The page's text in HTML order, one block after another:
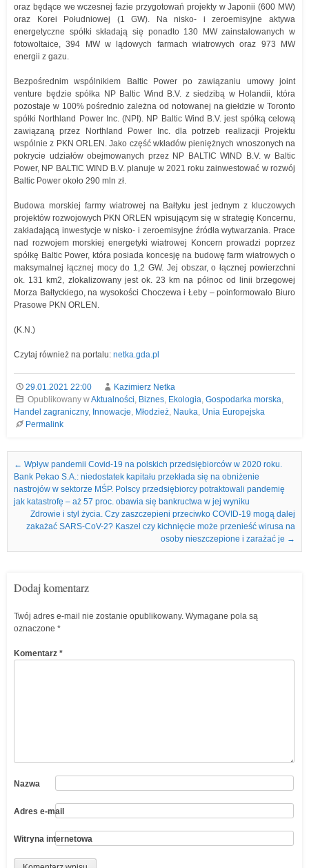
oraz będące we wczesnej fazie przygotowań projekty w Japonii (600 MW)
oraz Korei Południowej (1 GW). Na nisko- i zeroemisyjne aktywa
energetyczne spółki składają się ponadto 130 MW zainstalowanych w
fotowoltaice, 394 MW w lądowych farmach wiatrowych oraz 973 MW
energii z gazu.
Bezpośrednim wspólnikiem Baltic Power po zawiązaniu umowy joint
venture będzie spółka NP Baltic Wind B.V. z siedzibą w Holandii, która
pozostaje w 100% pośrednio zależna od notowanej na giełdzie w Toronto
spółki Northland Power Inc. (NPI). NP Baltic Wind B.V. jest spółką celową
zawiązaną przez Northland Power Inc. dla potrzeb realizacji Projektu
wspólnie z PKN ORLEN. Jako część wkładów pieniężnych wnoszonych na
pokrycie udziałów obejmowanych przez NP BALTIC WIND B.V. w Baltic
Power, NP BALTIC WIND B.V. planuje w 2021 roku zainwestować w rozwój
Baltic Power około 290 mln zł.
Budowa morskiej farmy wiatrowej na Bałtyku jest jednym z kluczowych
projektów rozwojowych PKN ORLEN wpisującym się w strategię Koncernu,
zakładającą inwestycje w nisko- i zeroemisyjne źródła wytwarzania. Prace
nad rozwojem morskiej energetyki wiatrowej Koncern prowadzi poprzez
spółkę Baltic Power, która posiada koncesję na budowę farm wiatrowych o
maksymalnej łącznej mocy do 1,2 GW. Jej obszar, o łącznej powierzchni
ok. 131 km2, zlokalizowany jest ok. 23 km na północ od linii brzegowej
Morza Bałtyckiego, na wysokości Choczewa i Łeby – poinformowało Biuro
Prasowe PKN ORLEN.
(K.N.)
Czytaj również na portalu: netka.gda.pl
29.01.2021 22:00
Kazimierz Netka
Opublikowany wAktualności, Biznes, Ekologia, Gospodarka morska,
Handel zagraniczny, Innowacje, Młodzież, Nauka, Unia Europejska
Permalink
Nawigacja we wpisach
← Wpływ pandemii Covid-19 na polskich przedsiębiorców w 2020 roku.
Bank Pekao S.A.: niedostatek kapitału przekłada się na obniżenie
nastrojów w sektorze MŚP. Polscy przedsiębiorcy potraktowali pandemię
jak katastrofę – aż 57 proc. obawia się bankructwa w jej wyniku
Zdrowie i styl życia. Czy zaszczepieni przeciwko COVID-19 mogą dalej
zakażać SARS-CoV-2? Kaszel czy kichnięcie może przenieść wirusa na
osoby nieszczepione i zarażać je →
Dodaj komentarz
Twój adres e-mail nie zostanie opublikowany. Wymagane pola są
oznaczone *
Komentarz *
Nazwa
Adres e-mail
Witryna internetowa